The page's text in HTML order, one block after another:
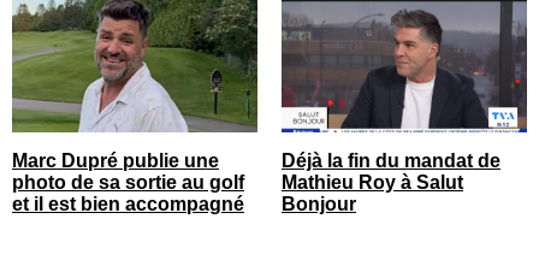
Marc Dupré publie une
photo de sa sortie au golf
et il est bien accompagné
Déjà la fin du mandat de
Mathieu Roy à Salut
Bonjour